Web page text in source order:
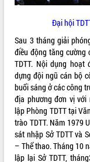
VIDEO
Đại hội
Sau 3 tháng giải
điều động tăng cường
TDTT. Nội dụng
dựng đội ngũ cán bộ
buổi sáng ở các công
địa phương đơn vị với
lập Phòng TDTT tại
trào TDTT. Năm 1979
sát nhập Sở TDTT và
– Thể thao. Tháng 10
lập lại Sở TDTT,